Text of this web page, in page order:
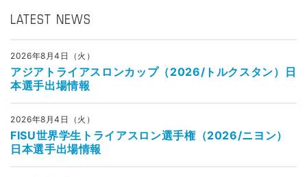
LATEST NEWS
2026年8月4日（火）
アジアトライアスロンカップ（2026/トルクスタン）日
本選手出場情報
2026年8月4日（火）
FISU世界学生トライアスロン選手権（2026/ニヨン）
日本選手出場情報